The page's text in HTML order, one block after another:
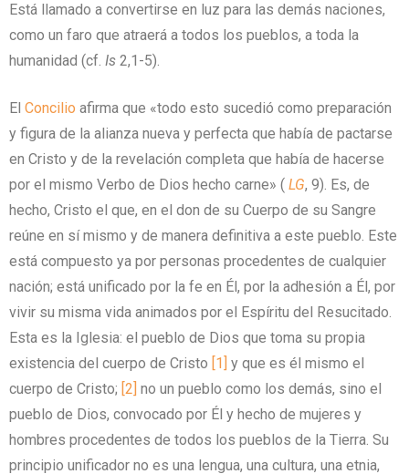
Está llamado a convertirse en luz para las demás naciones,
como un faro que atraerá a todos los pueblos, a toda la
humanidad (cf. Is 2,1-5).
El Concilio afirma que «todo esto sucedió como preparación
y figura de la alianza nueva y perfecta que había de pactarse
en Cristo y de la revelación completa que había de hacerse
por el mismo Verbo de Dios hecho carne» ( LG, 9). Es, de
hecho, Cristo el que, en el don de su Cuerpo de su Sangre
reúne en sí mismo y de manera definitiva a este pueblo. Este
está compuesto ya por personas procedentes de cualquier
nación; está unificado por la fe en Él, por la adhesión a Él, por
vivir su misma vida animados por el Espíritu del Resucitado.
Esta es la Iglesia: el pueblo de Dios que toma su propia
existencia del cuerpo de Cristo [1] y que es él mismo el
cuerpo de Cristo; [2] no un pueblo como los demás, sino el
pueblo de Dios, convocado por Él y hecho de mujeres y
hombres procedentes de todos los pueblos de la Tierra. Su
principio unificador no es una lengua, una cultura, una etnia,